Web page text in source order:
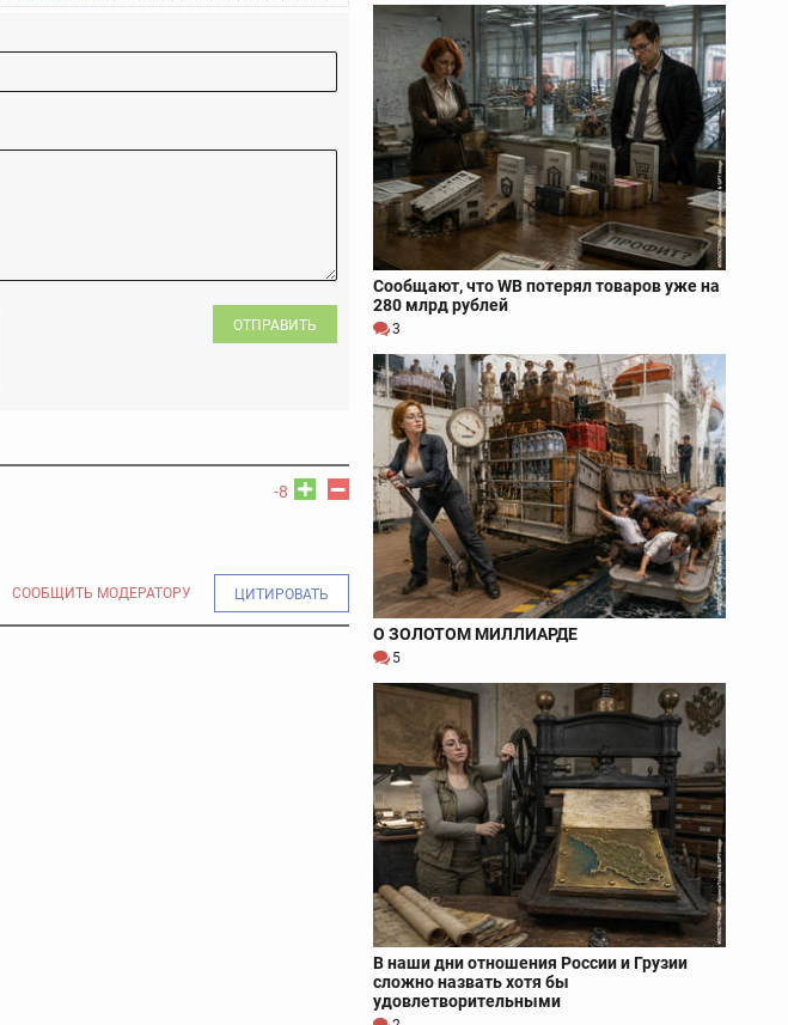
ОТПРАВИТЬ
-8
СООБЩИТЬ МОДЕРАТОРУ ЦИТИРОВАТЬ
Сообщают, что WB потерял товаров уже на
280 млрд рублей
3
О ЗОЛОТОМ МИЛЛИАРДЕ
5
В наши дни отношения России и Грузии
сложно назвать хотя бы
удовлетворительными